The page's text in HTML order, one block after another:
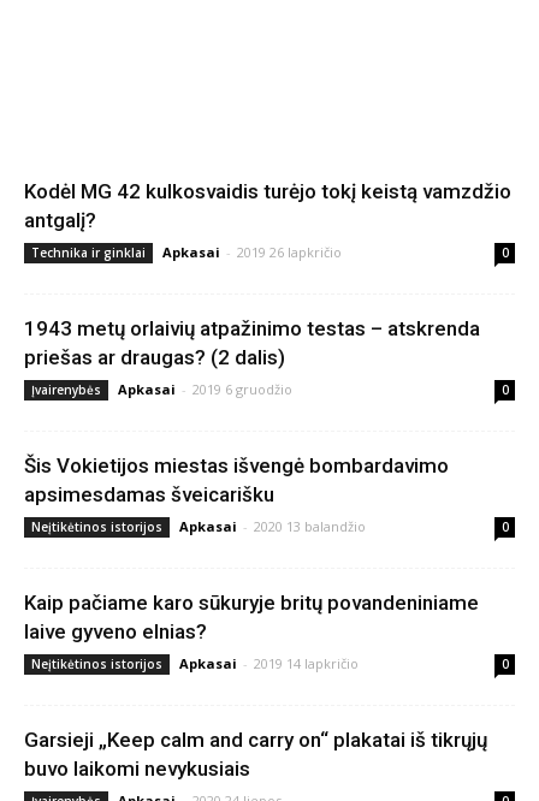
Kodėl MG 42 kulkosvaidis turėjo tokį keistą vamzdžio
antgalį?
Technika ir ginklai Apkasai - 2019 26 lapkričio 0
1943 metų orlaivių atpažinimo testas – atskrenda
priešas ar draugas? (2 dalis)
Įvairenybės Apkasai - 2019 6 gruodžio 0
Šis Vokietijos miestas išvengė bombardavimo
apsimesdamas šveicarišku
Neįtikėtinos istorijos Apkasai - 2020 13 balandžio 0
Kaip pačiame karo sūkuryje britų povandeniniame
laive gyveno elnias?
Neįtikėtinos istorijos Apkasai - 2019 14 lapkričio 0
Garsieji „Keep calm and carry on“ plakatai iš tikrųjų
buvo laikomi nevykusiais